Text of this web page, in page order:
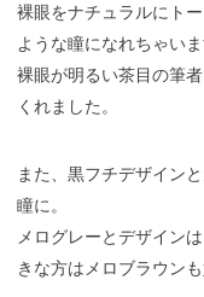
裸眼をナチュラルにト
ような瞳になれちゃいま
裸眼が明るい茶目の筆
くれました。
また、黒フチデザイン
瞳に。
メログレーとデザイン
きな方はメロブラウン